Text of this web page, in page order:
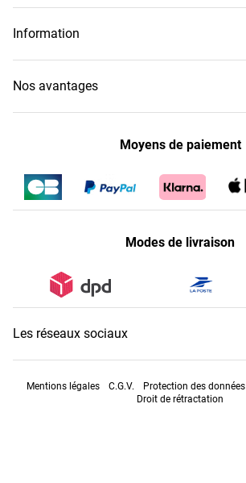
Information
Nos avantages
Moyens de paiement
Modes de livraison
Les réseaux sociaux
Mentions légales C.G.V. Protection des données
Droit de rétractation